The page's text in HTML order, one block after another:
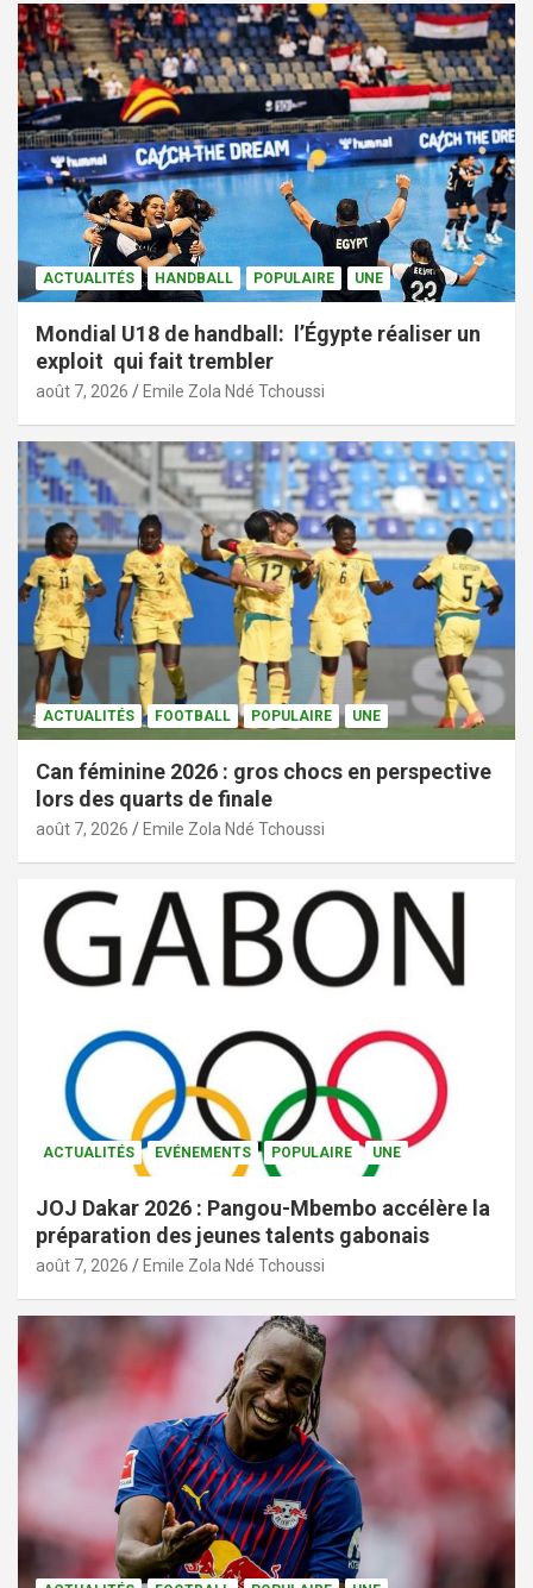
ACTUALITÉS HANDBALL POPULAIRE UNE
Mondial U18 de handball: l’Égypte réaliser un
exploit qui fait trembler
août 7, 2026 Emile Zola Ndé Tchoussi
ACTUALITÉS FOOTBALL POPULAIRE UNE
Can féminine 2026 : gros chocs en perspective
lors des quarts de finale
août 7, 2026 Emile Zola Ndé Tchoussi
ACTUALITÉS EVÉNEMENTS POPULAIRE UNE
JOJ Dakar 2026 : Pangou-Mbembo accélère la
préparation des jeunes talents gabonais
août 7, 2026 Emile Zola Ndé Tchoussi